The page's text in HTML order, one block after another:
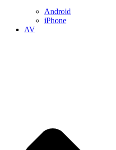
Android
iPhone
AV